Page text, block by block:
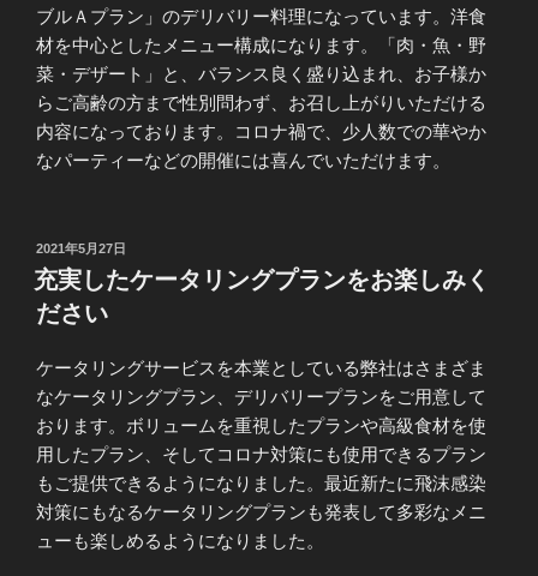
ブルＡプラン」のデリバリー料理になっています。洋食
材を中心としたメニュー構成になります。「肉・魚・野
菜・デザート」と、バランス良く盛り込まれ、お子様か
らご高齢の方まで性別問わず、お召し上がりいただける
内容になっております。コロナ禍で、少人数での華やか
なパーティーなどの開催には喜んでいただけます。
投
稿
日:
2021年5月27日
充実したケータリングプランをお楽しみく
ださい
ケータリングサービスを本業としている弊社はさまざま
なケータリングプラン、デリバリープランをご用意して
おります。ボリュームを重視したプランや高級食材を使
用したプラン、そしてコロナ対策にも使用できるプラン
もご提供できるようになりました。最近新たに飛沫感染
対策にもなるケータリングプランも発表して多彩なメニ
ューも楽しめるようになりました。